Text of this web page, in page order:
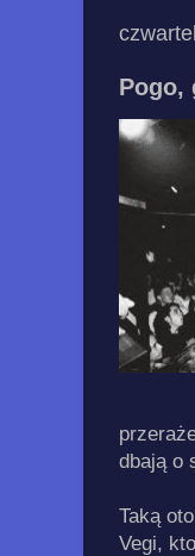
Pogo,
dbają o
Taką
Vegi,